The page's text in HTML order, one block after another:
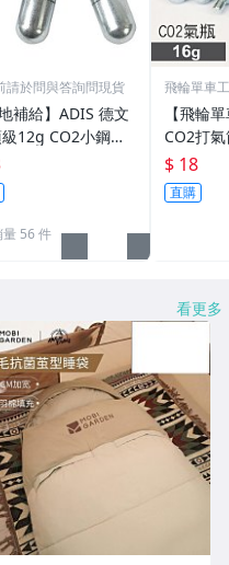
請於問與答詢問現貨
地補給】ADIS 德文
12g CO2小鋼瓶
定，壓力足，氣
)
56 件
飛輪單車
【飛輪
CO2打
CO2氣
氣瓶 (有
00]
$ 18
直購
看更多